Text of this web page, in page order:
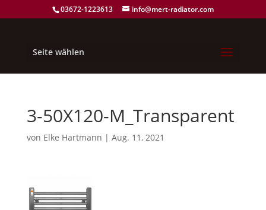
03672-1223613 info@mert-radiator.com
Seite wählen
3-50X120-M_Transparent
von Elke Hartmann | Aug. 11, 2021